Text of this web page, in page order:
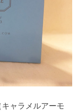
ャラメルアーモ